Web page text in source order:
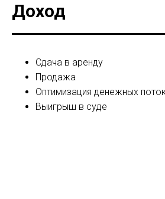
Доход
Сдача в аренду
Продажа
Оптимизация денежных
Выигрыш в суде